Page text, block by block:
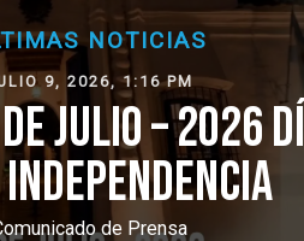
NOTICIAS
2026, 1:16 PM
– 2026 DÍA
de Prensa